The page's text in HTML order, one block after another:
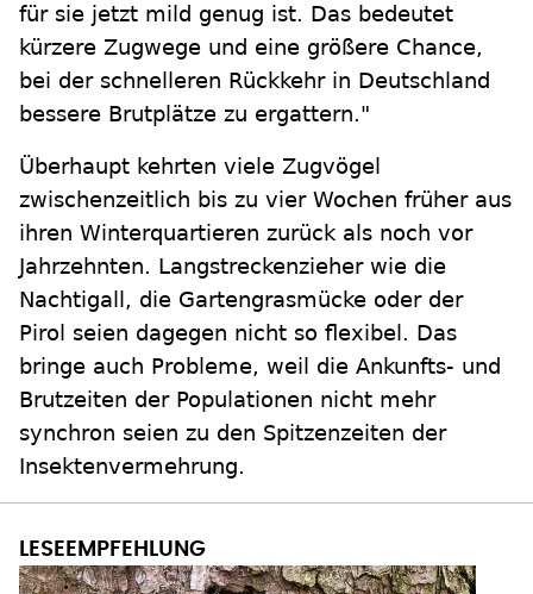
für sie jetzt mild genug ist. Das bedeutet
kürzere Zugwege und eine größere Chance,
bei der schnelleren Rückkehr in Deutschland
bessere Brutplätze zu ergattern."
Überhaupt kehrten viele Zugvögel
zwischenzeitlich bis zu vier Wochen früher aus
ihren Winterquartieren zurück als noch vor
Jahrzehnten. Langstreckenzieher wie die
Nachtigall, die Gartengrasmücke oder der
Pirol seien dagegen nicht so flexibel. Das
bringe auch Probleme, weil die Ankunfts- und
Brutzeiten der Populationen nicht mehr
synchron seien zu den Spitzenzeiten der
Insektenvermehrung.